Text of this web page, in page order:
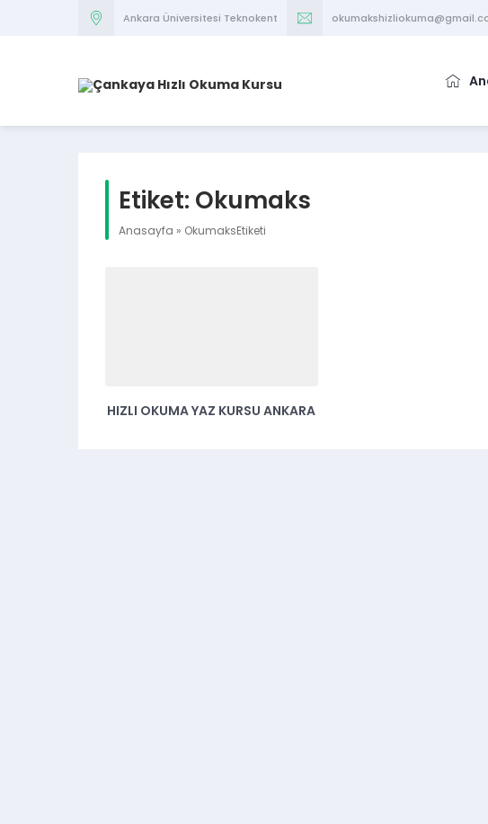
Ankara Üniversitesi Teknokent
Etiket: Okumaks
Anasayfa » OkumaksEtiketi
HIZLI OKUMA YAZ KURSU ANKARA